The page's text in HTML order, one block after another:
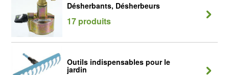
Désherbants, Désherbeurs
17 produits
Outils indispensables pour le
jardin